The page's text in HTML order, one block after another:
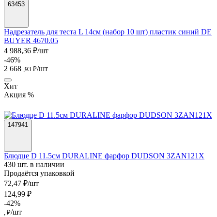
63453
Надрезатель для теста L 14см (набор 10 шт) пластик синий DE
BUYER 4670.05
4 988,36 ₽/шт
-46%
2 668 ,93 ₽/шт
Хит
Акция %
147941
Блюдце D 11.5см DURALINE фарфор DUDSON 3ZAN121X
430 шт. в наличии
Продаётся упаковкой
72,47 ₽/шт
124,99 ₽
-42%
, ₽/шт